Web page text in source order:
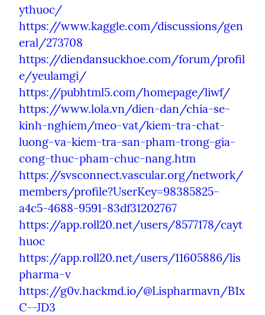
ythuoc/
https://www.kaggle.com/discussions/gen
eral/273708
https://diendansuckhoe.com/forum/profil
e/yeulamgi/
https://pubhtml5.com/homepage/liwf/
https://www.lola.vn/dien-dan/chia-se-
kinh-nghiem/meo-vat/kiem-tra-chat-
luong-va-kiem-tra-san-pham-trong-gia-
cong-thuc-pham-chuc-nang.htm
https://svsconnect.vascular.org/network/
members/profile?UserKey=98385825-
a4c5-4688-9591-83df31202767
https://app.roll20.net/users/8577178/cayt
huoc
https://app.roll20.net/users/11605886/lis
pharma-v
https://g0v.hackmd.io/@Lispharmavn/B1x
C--JD3